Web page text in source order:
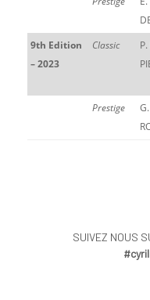
9th Edition
– 2023
Classic
Prestige
SUIVEZ NOUS